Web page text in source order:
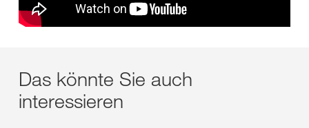
Das könnte Sie auch
interessieren